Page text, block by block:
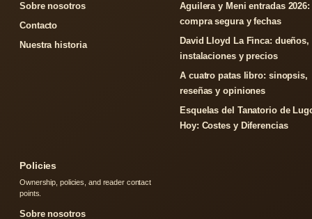
Sobre nosotros
Contacto
Nuestra historia
Aguilera y Meni entradas 2026:
compra segura y fechas
David Lloyd La Finca: dueños,
instalaciones y precios
A cuatro patas libro: sinopsis,
reseñas y opiniones
Esquelas del Tanatorio de
Hoy: Costes y Diferencias
Policies
Ownership, policies, and reader contact
points.
Sobre nosotros